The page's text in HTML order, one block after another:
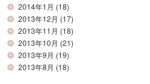
2014年1月 (18)
2013年12月 (17)
2013年11月 (18)
2013年10月 (21)
2013年9月 (19)
2013年8月 (18)